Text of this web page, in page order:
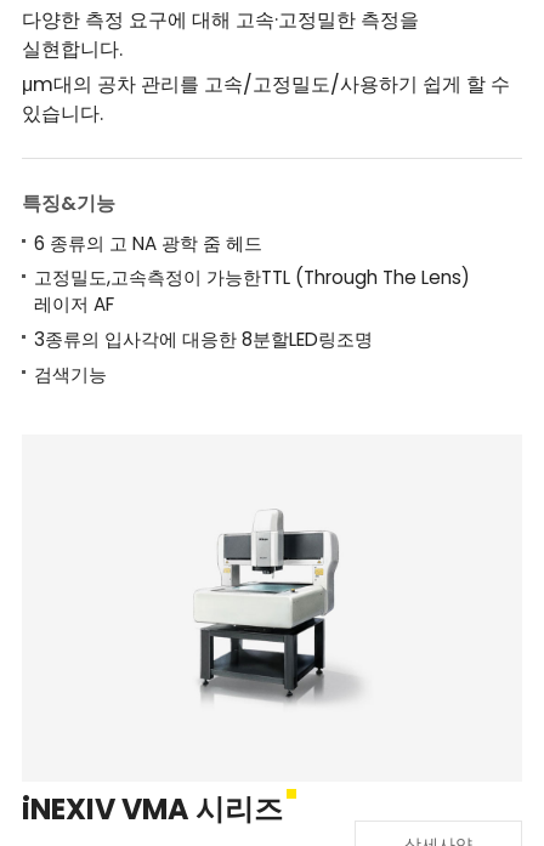
다양한 측정 요구에 대해 고속·고정밀한 측정을
실현합니다.
μm대의 공차 관리를 고속/고정밀도/사용하기 쉽게 할 수
있습니다.
특징&기능
6 종류의 고 NA 광학 줌 헤드
고정밀도,고속측정이 가능한TTL (Through The Lens)
레이저 AF
3종류의 입사각에 대응한 8분할LED링조명
검색기능
iNEXIV VMA 시리즈